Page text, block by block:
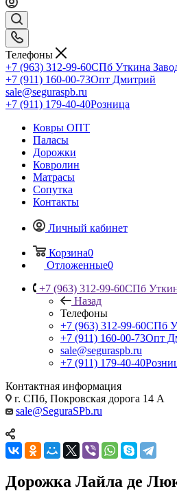
Телефоны
+7 (963) 312-99-60СПб Уткина
+7 (911) 160-00-73Опт Дмитрий
sale@seguraspb.ru
+7 (911) 179-40-40Розница
Ковры ОПТ
Паласы
Дорожки
Ковролин
Матрасы
Сопутка
Контакты
Личный кабинет
Корзина0
Отложенные0
+7 (963) 312-99-60СПб
Назад
Телефоны
+7 (963) 312-99-60СПб
+7 (911) 160-00-73Опт
sale@seguraspb.ru
+7 (911) 179-40-40
Контактная информация
г. СПб, Покровская дорога 14 А
sale@SeguraSPb.ru
Дорожка Лайла де